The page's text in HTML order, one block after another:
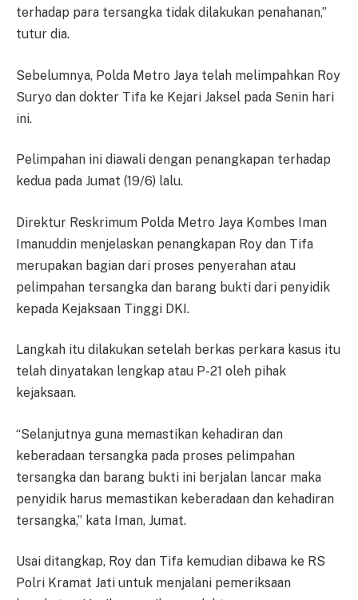
terhadap para tersangka tidak dilakukan penahanan,”
tutur dia.
Sebelumnya, Polda Metro Jaya telah melimpahkan Roy
Suryo dan dokter Tifa ke Kejari Jaksel pada Senin hari
ini.
Pelimpahan ini diawali dengan penangkapan terhadap
kedua pada Jumat (19/6) lalu.
Direktur Reskrimum Polda Metro Jaya Kombes Iman
Imanuddin menjelaskan penangkapan Roy dan Tifa
merupakan bagian dari proses penyerahan atau
pelimpahan tersangka dan barang bukti dari penyidik
kepada Kejaksaan Tinggi DKI.
Langkah itu dilakukan setelah berkas perkara kasus itu
telah dinyatakan lengkap atau P-21 oleh pihak
kejaksaan.
“Selanjutnya guna memastikan kehadiran dan
keberadaan tersangka pada proses pelimpahan
tersangka dan barang bukti ini berjalan lancar maka
penyidik harus memastikan keberadaan dan kehadiran
tersangka,” kata Iman, Jumat.
Usai ditangkap, Roy dan Tifa kemudian dibawa ke RS
Polri Kramat Jati untuk menjalani pemeriksaan